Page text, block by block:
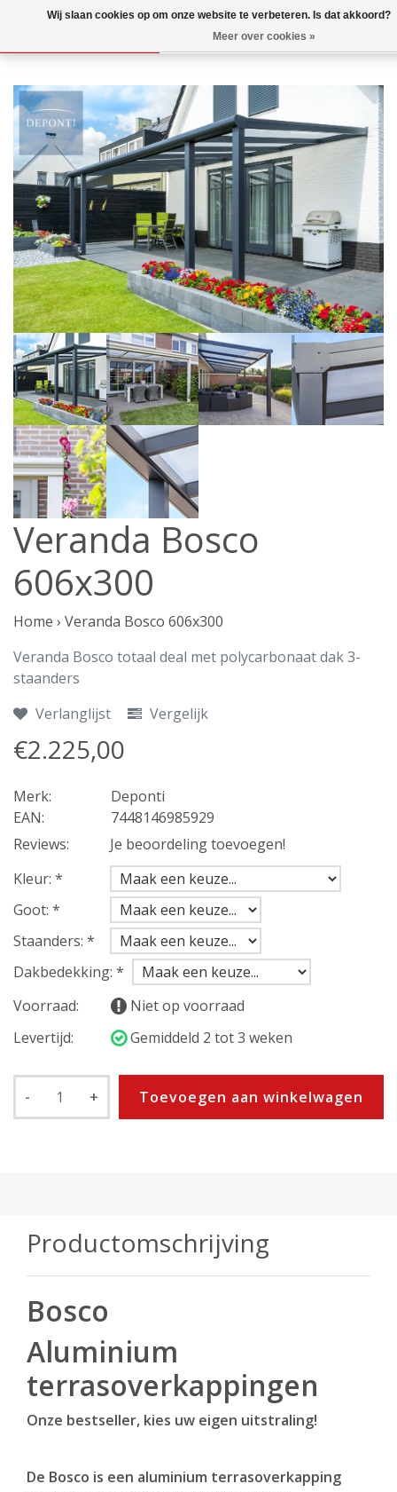
Veranda Bosco
606x300
Home › Veranda Bosco 606x300
Veranda Bosco totaal deal met polycarbonaat dak 3-
staanders
Verlanglijst
Vergelijk
€2.225,00
Merk:
Deponti
EAN:
7448146985929
Reviews:
Je beoordeling toevoegen!
Kleur: *
Goot: *
Staanders: *
Dakbedekking: *
Voorraad:
Niet op voorraad
Levertijd:
Gemiddeld 2 tot 3 weken
- + Toevoegen aan winkelwagen
Productomschrijving
Bosco
Aluminium
terrasoverkappingen
Onze bestseller, kies uw eigen uitstraling!
De Bosco is een aluminium terrasoverkapping
Wij slaan cookies op om onze website te verbeteren. Is dat akkoord?
Meer over cookies »